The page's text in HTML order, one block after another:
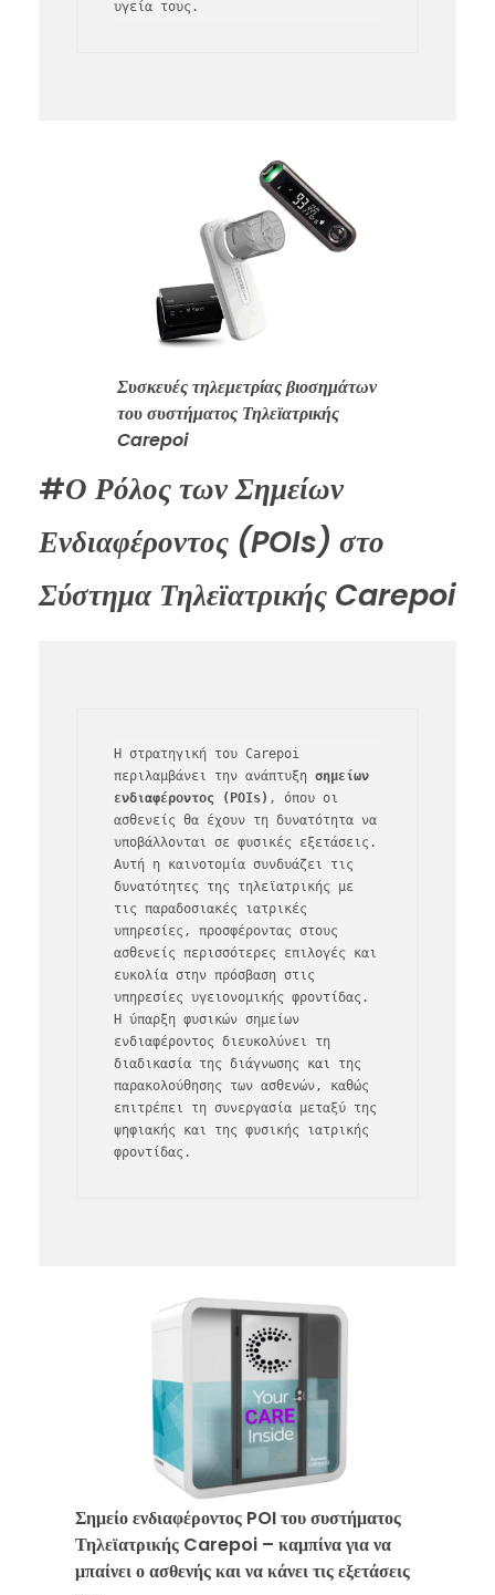
υγεία τους.
Συσκευές τηλεμετρίας βιοσημάτων
του συστήματος Τηλεϊατρικής
Carepoi
#Ο Ρόλος των Σημείων
Ενδιαφέροντος (POIs) στο
Σύστημα Τηλεϊατρικής Carepoi
Η στρατηγική του Carepoi
περιλαμβάνει την ανάπτυξη σημείων
ενδιαφέροντος (POIs) , όπου οι
ασθενείς θα έχουν τη δυνατότητα να
υποβάλλονται σε φυσικές εξετάσεις.
Αυτή η καινοτομία συνδυάζει τις
δυνατότητες της τηλεϊατρικής με
τις παραδοσιακές ιατρικές
υπηρεσίες, προσφέροντας στους
ασθενείς περισσότερες επιλογές και
ευκολία στην πρόσβαση στις
υπηρεσίες υγειονομικής φροντίδας.
Η ύπαρξη φυσικών σημείων
ενδιαφέροντος διευκολύνει τη
διαδικασία της διάγνωσης και της
παρακολούθησης των ασθενών, καθώς
επιτρέπει τη συνεργασία μεταξύ της
ψηφιακής και της φυσικής ιατρικής
φροντίδας.
Σημείο ενδιαφέροντος POI του συστήματος
Τηλεϊατρικής Carepoi – καμπίνα για να
μπαίνει ο ασθενής και να κάνει τις εξετάσεις